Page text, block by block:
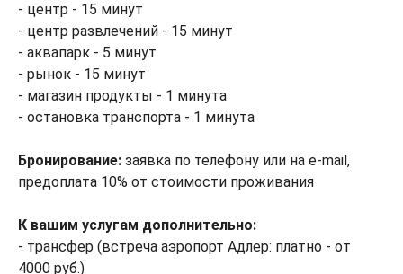
- центр - 15 минут
- центр развлечений - 15 минут
- аквапарк - 5 минут
- рынок - 15 минут
- магазин продукты - 1 минута
- остановка транспорта - 1 минута
Бронирование: заявка по телефону или на e-mail,
предоплата 10% от стоимости проживания
К вашим услугам дополнительно:
- трансфер (встреча аэропорт Адлер: платно - от
4000 руб.)